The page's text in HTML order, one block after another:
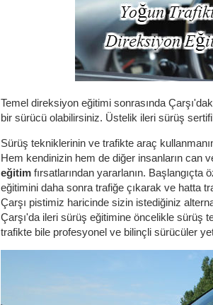
Temel direksiyon eğitimi sonrasında
bir sürücü olabilirsiniz. Üstelik ileri sürüş
Sürüş tekniklerinin ve trafikte araç
Hem kendinizin hem de diğer insanların can
eğitim fırsatlarından yararlanın. Başlangıçta
eğitimini daha sonra trafiğe çıkarak ve hatta
Çarşı pistimiz haricinde sizin istediğiniz
Çarşı'da ileri sürüş eğitimine öncelikle sürüş
trafikte bile profesyonel ve bilinçli sürücüler